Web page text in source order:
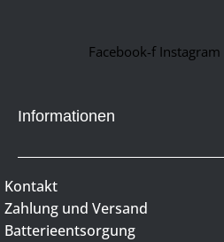
Facebook-f Instagram
Informationen
Kontakt
Zahlung und Versand
Batterieentsorgung